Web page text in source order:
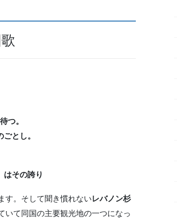
つ。
とし。
はその誇り
す。そして聞き慣れないレバノン杉
いて同国の主要観光地の一つになっ